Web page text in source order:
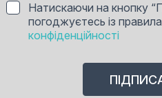
Натискаючи на кнопку
погоджуєтесь із
конфіденційності